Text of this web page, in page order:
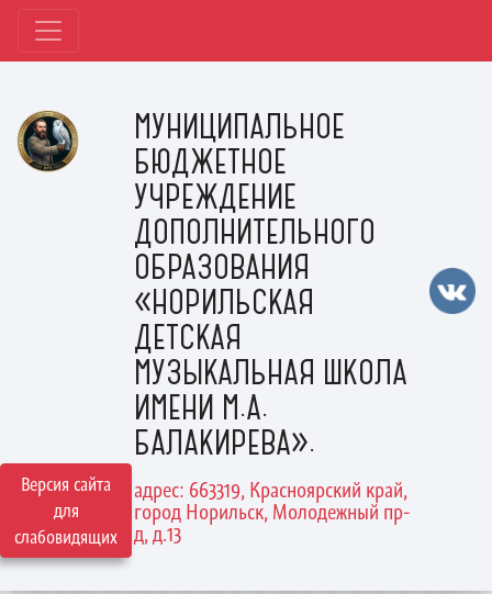
Версия сайта
для
слабовидящих
МУНИЦИПАЛЬНОЕ
БЮДЖЕТНОЕ
УЧРЕЖДЕНИЕ
ДОПОЛНИТЕЛЬНОГО
ОБРАЗОВАНИЯ
«НОРИЛЬСКАЯ
ДЕТСКАЯ
МУЗЫКАЛЬНАЯ ШКОЛА
ИМЕНИ М.А.
БАЛАКИРЕВА».
адрес: 663319, Красноярский край,
город Норильск, Молодежный пр-
д, д.13